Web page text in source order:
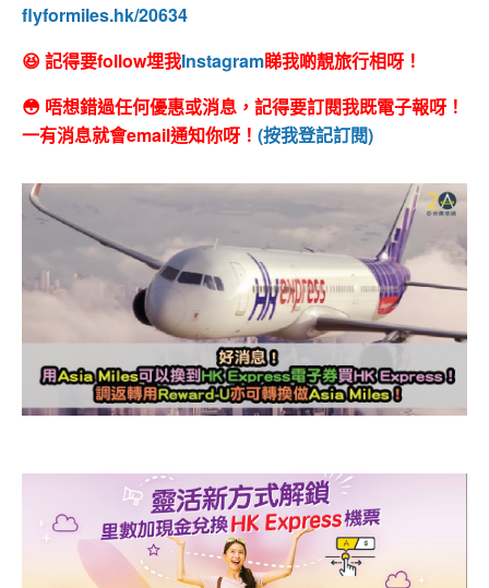
flyformiles.hk/20634
😆 記得要follow埋我Instagram睇我啲靚旅行相呀！
😳 唔想錯過任何優惠或消息，記得要訂閱我既電子報呀！
一有消息就會email通知你呀！ (按我登記訂閱)